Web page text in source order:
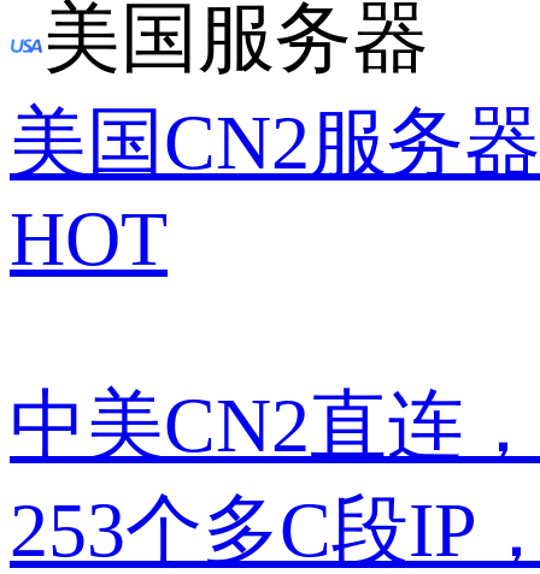
美国服务器
美国CN2服务器
HOT
中美CN2直连
253个多C段IP